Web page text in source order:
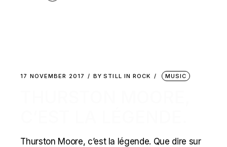
17 NOVEMBER 2017 BY STILL IN ROCK MUSIC
Thurston Moore, c’est la légende. Que dire sur